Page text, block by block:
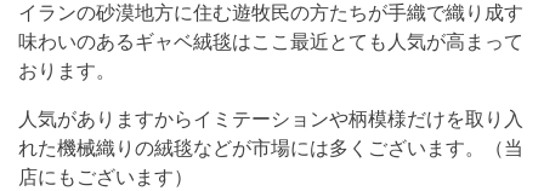
イランの砂漠地方に住む遊牧民の方たちが手織で織り成す
味わいのあるギャベ絨毯はここ最近とても人気が高まって
おります。
人気がありますからイミテーションや柄模様だけを取り入
れた機械織りの絨毯などが市場には多くございます。（当
店にもございます）